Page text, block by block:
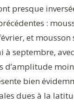
presque
:
et mousson
à septembre,
d’amplitude
bien
dues à la